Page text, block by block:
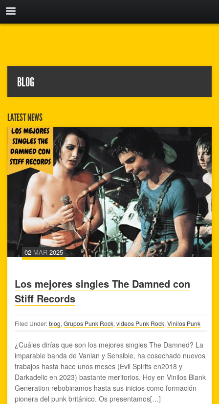
BLOG
LATEST NEWS
02 MAR 2025
Los mejores singles The Damned con
Stiff Records
Filed Under:blog, Grupos Punk Rock, videos Punk Rock, Vinilos Punk
¿Cuáles dirías que son los mejores singles The Damned? La
imparable banda de Vanian y Sensible, ha cosechado nuevos
trabajos hasta hace unos meses (Evil Spirits en2018 y
Darkadelic en 2023) bastante meritorios. Hoy en Vinilos Blank
Generation rebobinamos hasta sus inicios como formación
pionera del punk británico. Os presentamos[…]